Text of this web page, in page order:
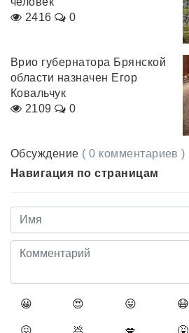
2416
0
Врио губернатора Брянской
области назначен Егор
Ковальчук
2109
0
Обсуждение ( 0 комментариев )
Навигация по страницам
😀 😍 😛 😷
😖 💩 💋 🤮